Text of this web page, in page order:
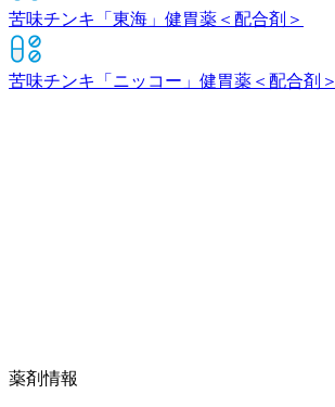
苦味チンキ「東海」 健胃薬＜配合剤＞
苦味チンキ「ニッコー」 健胃薬＜配合剤＞
薬剤情報